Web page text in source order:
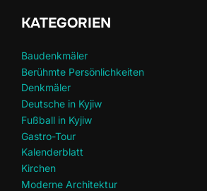
KATEGORIEN
Baudenkmäler
Berühmte Persönlichkeiten
Denkmäler
Deutsche in Kyjiw
Fußball in Kyjiw
Gastro-Tour
Kalenderblatt
Kirchen
Moderne Architektur